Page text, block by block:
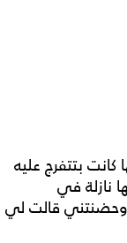
بتتفرج عليه
نازلة في
وحضنتني قالت لي